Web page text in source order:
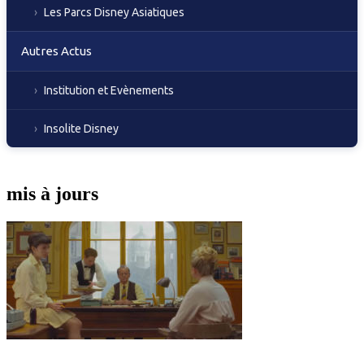
Les Parcs Disney Asiatiques
Autres Actus
Institution et Evènements
Insolite Disney
mis à jours